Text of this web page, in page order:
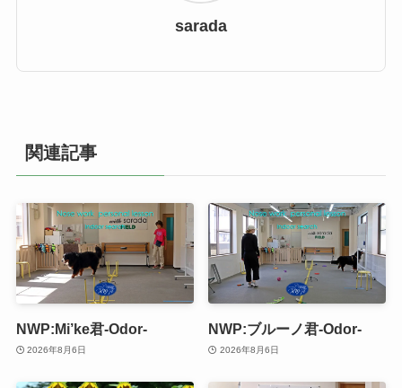
sarada
関連記事
NWP:Mi’ke君-Odor-
2026年8月6日
NWP:ブルーノ君-Odor-
2026年8月6日